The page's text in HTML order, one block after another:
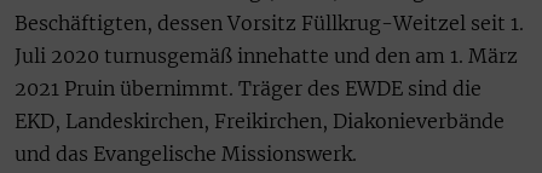
Beschäftigten, dessen Vorsitz Füllkrug-Weitzel seit 1.
Juli 2020 turnusgemäß innehatte und den am 1. März
2021 Pruin übernimmt. Träger des EWDE sind die
EKD, Landeskirchen, Freikirchen, Diakonieverbände
und das Evangelische Missionswerk.